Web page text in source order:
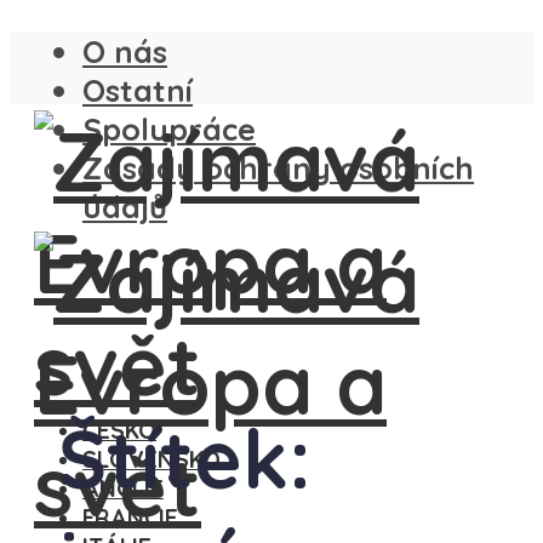
O nás
Ostatní
Spolupráce
Zásady ochrany osobních
údajů
ČESKO
SLOVENSKO
ANGLIE
FRANCIE
Štítek: